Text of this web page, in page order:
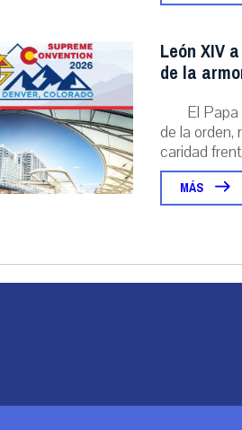
León XIV
de la
El
de la orden,
caridad
MÁS